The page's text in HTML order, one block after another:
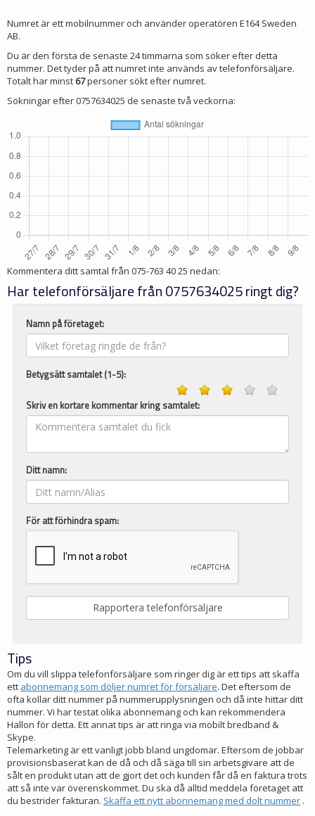
Numret är ett mobilnummer och använder operatören E164 Sweden
AB.
Du är den första de senaste 24 timmarna som söker efter detta
nummer. Det tyder på att numret inte används av telefonförsäljare.
Totalt har minst 67personer sökt efter numret.
Sökningar efter 0757634025 de senaste två veckorna:
Kommentera ditt samtal från 075-763 40 25 nedan:
Har telefonförsäljare från 0757634025 ringt dig?
Namn på företaget:
Betygsätt samtalet (1-5):
Skriv en kortare kommentar kring samtalet:
Ditt namn:
För att förhindra spam:
Tips
Om du vill slippa telefonförsäljare som ringer dig är ett tips att skaffa
ett abonnemang som döljer numret för försäljare. Det eftersom de
ofta kollar ditt nummer på nummerupplysningen och då inte hittar ditt
nummer. Vi har testat olika abonnemang och kan rekommendera
Hallon för detta. Ett annat tips är att ringa via mobilt bredband &
Skype.
Telemarketing är ett vanligt jobb bland ungdomar. Eftersom de jobbar
provisionsbaserat kan de då och då säga till sin arbetsgivare att de
sålt en produkt utan att de gjort det och kunden får då en faktura trots
att så inte var överenskommet. Du ska då alltid meddela företaget att
du bestrider fakturan. Skaffa ett nytt abonnemang med dolt nummer .